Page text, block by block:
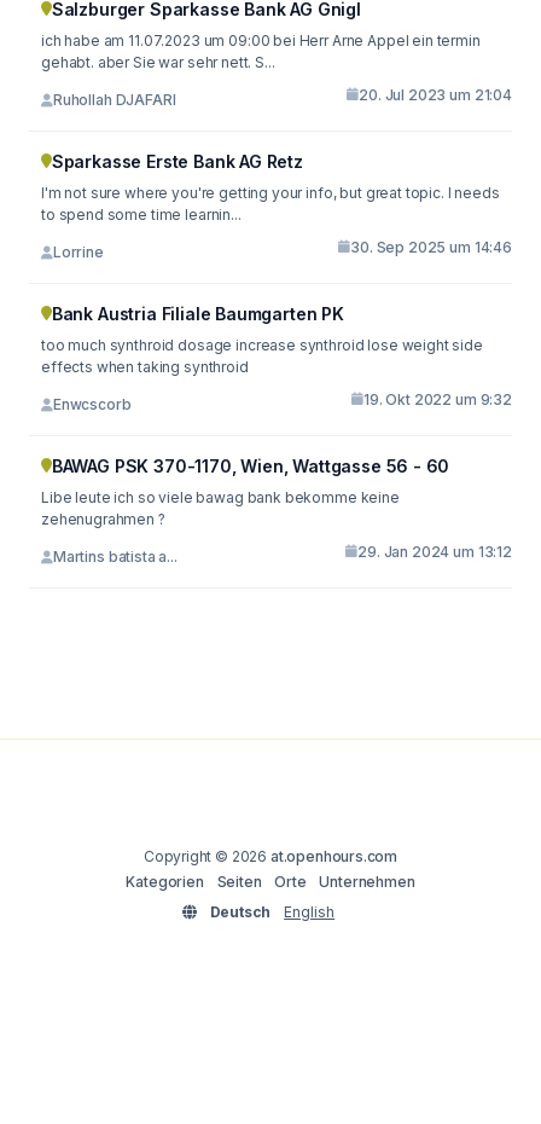
Salzburger Sparkasse Bank AG Gnigl
ich habe am 11.07.2023 um 09:00 bei Herr Arne Appel ein termin
gehabt. aber Sie war sehr nett. S...
Ruhollah DJAFARI 20. Jul 2023 um 21:04
Sparkasse Erste Bank AG Retz
I'm not sure where you're getting your info, but great topic. I needs
to spend some time learnin...
Lorrine 30. Sep 2025 um 14:46
Bank Austria Filiale Baumgarten PK
too much synthroid dosage increase synthroid lose weight side
effects when taking synthroid
Enwcscorb 19. Okt 2022 um 9:32
BAWAG PSK 370-1170, Wien, Wattgasse 56 - 60
Libe leute ich so viele bawag bank bekomme keine
zehenugrahmen ?
Martins batista a... 29. Jan 2024 um 13:12
Copyright © 2026 at.openhours.com
Kategorien
Seiten Orte
Unternehmen
Deutsch
English